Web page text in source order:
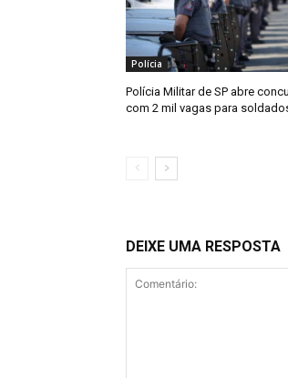
Polícia
Polícia Militar de SP abre
com 2 mil vagas para
DEIXE UMA RESPOSTA